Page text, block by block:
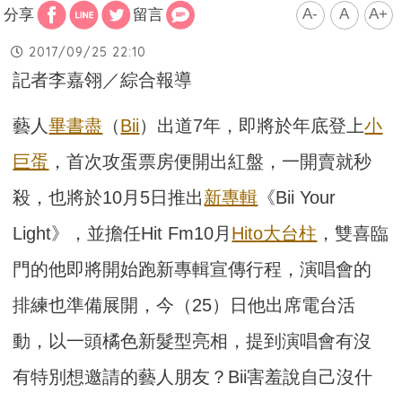
分享 留言 A- A A+
2017/09/25 22:10
記者李嘉翎／綜合報導
藝人畢書盡 （Bii）出道7年，即將於年底登上小
巨蛋 ，首次攻蛋票房便開出紅盤，一開賣就秒
殺，也將於10月5日推出新專輯 《Bii Your
Light》，並擔任Hit Fm10月 Hito大台柱 ，雙喜臨
門的他即將開始跑新專輯宣傳行程，演唱會的
排練也準備展開，今（25）日他出席電台活
動，以一頭橘色新髮型亮相，提到演唱會有沒
有特別想邀請的藝人朋友？Bii害羞說自己沒什